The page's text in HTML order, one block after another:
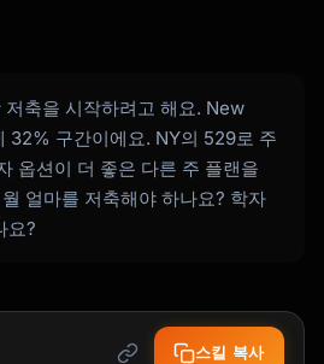
축을 시작하려고 해요. New
32% 구간이에요. NY의 529로 주
옵션이 더 좋은 다른 주 플랜을
얼마를 저축해야 하나요? 학자
요?
스킬 복사